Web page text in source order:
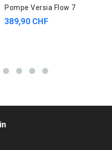
Pompe Versia Flow 7
389,90 CHF